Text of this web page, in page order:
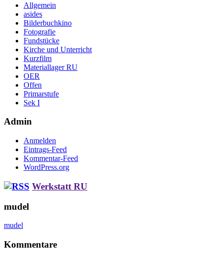
Allgemein
asides
Bilderbuchkino
Fotografie
Fundstücke
Kirche und Unterricht
Kurzfilm
Materiallager RU
OER
Offen
Primarstufe
Sek I
Admin
Anmelden
Eintrags-Feed
Kommentar-Feed
WordPress.org
Werkstatt RU
mudel
mudel
Kommentare